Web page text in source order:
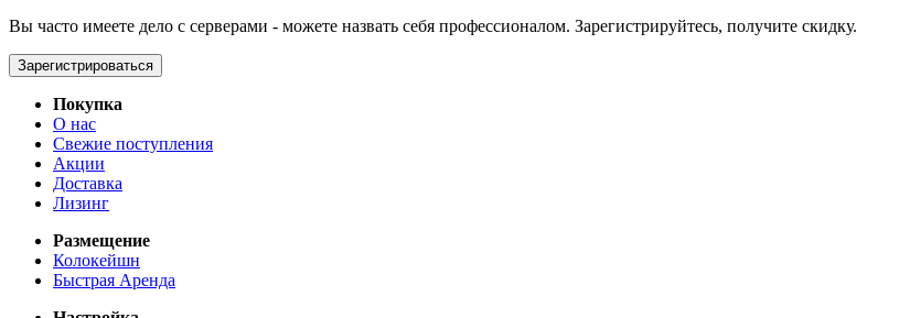
Вы часто имеете дело с серверами - можете назвать себя профессионалом. Зарегистрируйтесь, получите скидку.
Зарегистрироваться
Покупка
О нас
Свежие поступления
Акции
Доставка
Лизинг
Размещение
Колокейшн
Быстрая Аренда